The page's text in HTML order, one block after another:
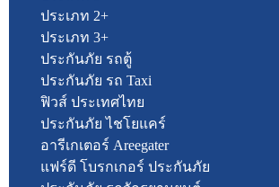
ประเภท 2+
ประเภท 3+
ประกันภัย รถตู้
ประกันภัย รถ Taxi
ฟิวส์ ประเทศไทย
ประกันภัย ไชโยแคร์
อารีเกเตอร์ Areegater
แฟร์ดี โบรกเกอร์ ประกันภัย